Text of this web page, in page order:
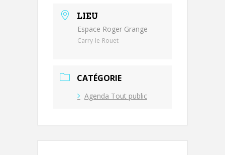
LIEU
Espace Roger Grange
Carry-le-Rouet
CATÉGORIE
Agenda Tout public